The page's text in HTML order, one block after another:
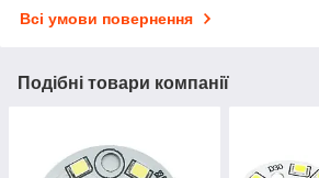
Всі умови повернення
Подібні товари компанії